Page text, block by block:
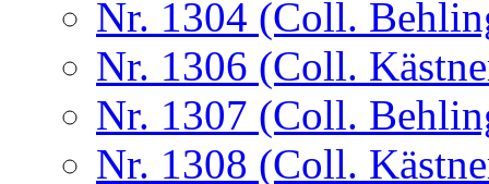
Nr. 1304 (Coll.
Nr. 1306 (Coll.
Nr. 1307 (Coll.
Nr. 1308 (Coll.